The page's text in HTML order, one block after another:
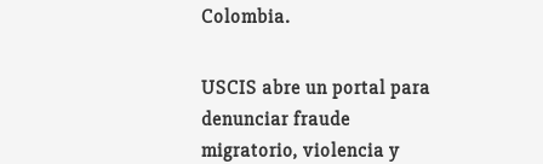
Colombia.
USCIS abre un portal para
denunciar fraude
migratorio, violencia y